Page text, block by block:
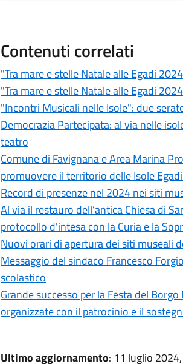
Contenuti correlati
"Tra mare e stelle Natale alle Egadi
"Tra mare e stelle Natale alle Egadi
"Incontri Musicali nelle Isole": due
Democrazia Partecipata: al via nelle
teatro
Comune di Favignana e Area Marina
promuovere il territorio delle Isole
Record di presenze nel 2024 nei siti
Al via il restauro dell’antica Chiesa di
protocollo d'intesa con la Curia e la
Nuovi orari di apertura dei siti museali
Messaggio del sindaco Francesco
scolastico
Grande successo per la Festa del
organizzate con il patrocinio e il
Ultimo aggiornamento: 11 luglio